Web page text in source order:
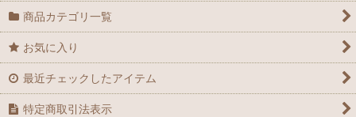
豆皿
向付
鉢
酒器
商品カテゴリ一覧
お気に入り
最近チェックしたアイテム
特定商取引法表示